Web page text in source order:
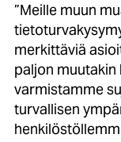
”Meille muun
merkittäviä
paljon muutakin
varmistamme
turvallisen